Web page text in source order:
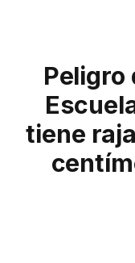
Peligro
tiene